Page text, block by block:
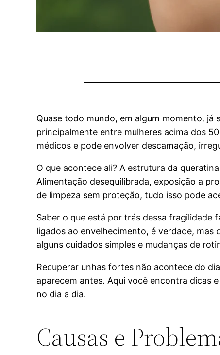
Quase todo mundo, em algum momento, já
principalmente entre mulheres acima dos
médicos e pode envolver descamação,
O que acontece ali? A estrutura da
Alimentação desequilibrada, exposição a
de limpeza sem proteção, tudo isso pode
Saber o que está por trás dessa fragilidade
ligados ao envelhecimento, é verdade,
alguns cuidados simples e mudanças de
Recuperar unhas fortes não acontece do
aparecem antes. Aqui você encontra dicas
no dia a dia.
Causas e